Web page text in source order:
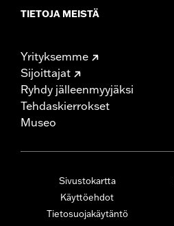
TIETOJA MEISTÄ
Yrityksemme
Sijoittajat
Ryhdy jälleenmyyjäksi
Tehdaskierrokset
Museo
Sivustokartta
Käyttöehdot
Tietosuojakäytäntö